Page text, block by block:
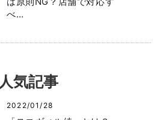
べ…
人気記事
2022/01/28